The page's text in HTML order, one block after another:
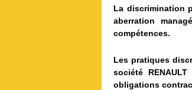
La discrimination
aberration
compétences.
Les pratiques
société
obligations